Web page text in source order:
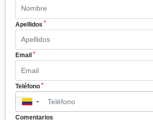
Apellidos *
Email *
Teléfono *
▼
Comentarios